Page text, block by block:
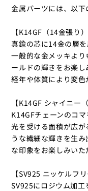
金属パーツには、以下
【K14GF（14金張り）
真鍮の芯に14金の層を
一般的な金メッキよ
ールドの輝きをお楽し
経年や体質により変色
【K14GF シャイニー
K14GFチェーンのコ
光を受ける面積が広
うな繊細な輝きを生
な印象をお楽しみいた
【SV925 ニッケルフ
SV925にロジウム加工